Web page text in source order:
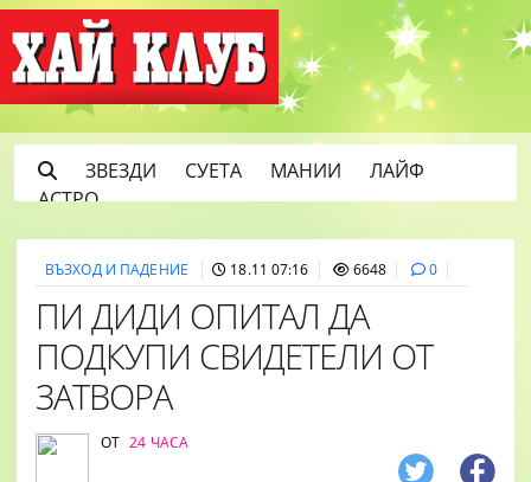
ЗВЕЗДИ СУЕТА МАНИИ
ЛАЙФ
АСТРО
ВЪЗХОД И ПАДЕНИЕ 18.11 07:16 6648 0
ПИ ДИДИ ОПИТАЛ ДА
ПОДКУПИ СВИДЕТЕЛИ ОТ
ЗАТВОРА
ОТ 24 ЧАСА